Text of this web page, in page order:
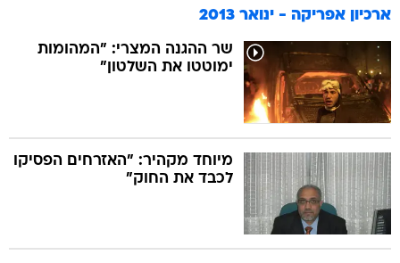
ארכיון אפריקה - ינואר 2013
שר ההגנה המצרי: "המהומות
ימוטטו את השלטון"
מיוחד מקהיר: "האזרחים הפסיקו
לכבד את החוק"